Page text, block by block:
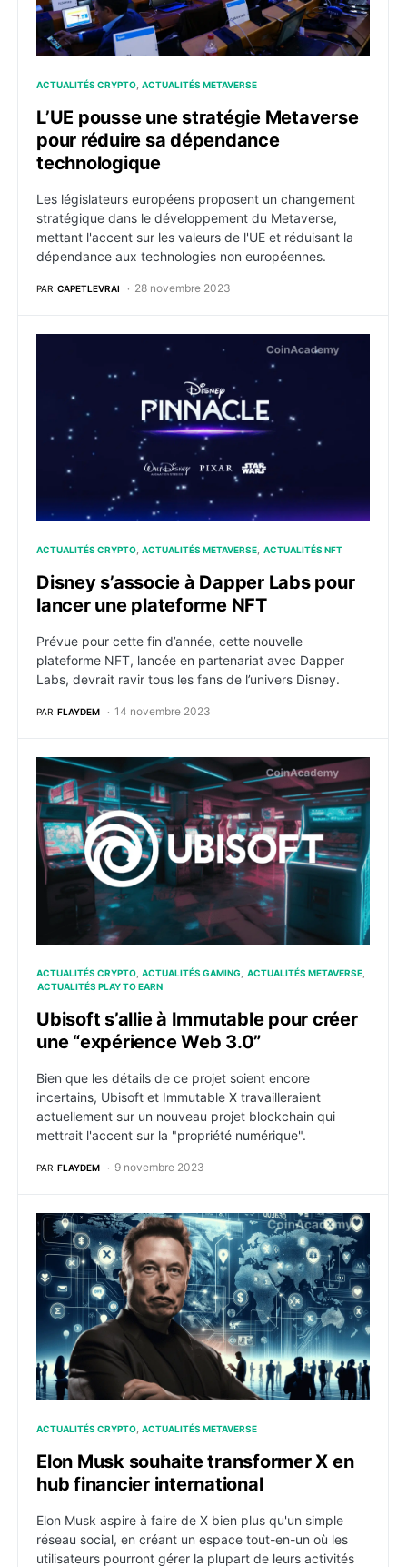
ACTUALITÉS CRYPTO ACTUALITÉS METAVERSE
L’UE pousse une stratégie Metaverse
pour réduire sa dépendance
technologique
Les législateurs européens proposent un changement
stratégique dans le développement du Metaverse,
mettant l'accent sur les valeurs de l'UE et réduisant la
dépendance aux technologies non européennes.
PAR CAPETLEVRAI 28 novembre 2023
Disney s’associe à Dapper Labs pour lancer une
ACTUALITÉS CRYPTO ACTUALITÉS METAVERSE ACTUALITÉS NFT
Disney s’associe à Dapper Labs pour
lancer une plateforme NFT
Prévue pour cette fin d’année, cette nouvelle
plateforme NFT, lancée en partenariat avec Dapper
Labs, devrait ravir tous les fans de l’univers Disney.
PAR FLAYDEM 14 novembre 2023
Ubisoft s’allie à Immutable pour créer une
ACTUALITÉS CRYPTO ACTUALITÉS GAMING
ACTUALITÉS METAVERSE
ACTUALITÉS PLAY TO EARN
Ubisoft s’allie à Immutable pour créer
une “expérience Web 3.0”
Bien que les détails de ce projet soient encore
incertains, Ubisoft et Immutable X travailleraient
actuellement sur un nouveau projet blockchain qui
mettrait l'accent sur la "propriété numérique".
PAR FLAYDEM 9 novembre 2023
Elon Musk souhaite transformer X en hub financier
ACTUALITÉS CRYPTO ACTUALITÉS METAVERSE
Elon Musk souhaite transformer X en
hub financier international
Elon Musk aspire à faire de X bien plus qu'un simple
réseau social, en créant un espace tout-en-un où les
utilisateurs pourront gérer la plupart de leurs activités